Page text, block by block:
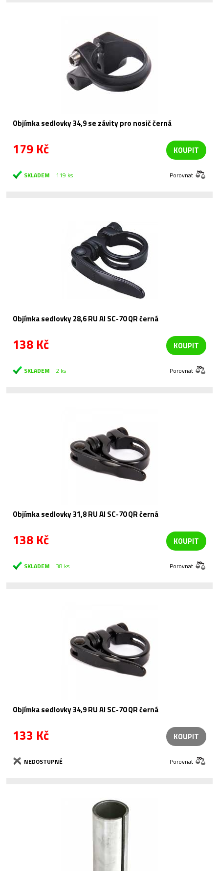
Objímka sedlovky 34,9 se závity pro nosič černá
179 Kč KOUPIT
SKLADEM 119 ks Porovnat
Objímka sedlovky 28,6 RU Al SC-70 QR černá
138 Kč KOUPIT
SKLADEM 2 ks Porovnat
Objímka sedlovky 31,8 RU Al SC-70 QR černá
138 Kč KOUPIT
SKLADEM 38 ks Porovnat
Objímka sedlovky 34,9 RU Al SC-70 QR černá
133 Kč KOUPIT
NEDOSTUPNÉ Porovnat